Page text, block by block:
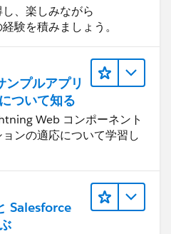
、楽しみながら
験を積みましょう。
プルアプリ
ついて知る
Web コンポーネント
ンの適応について学習し
Salesforce